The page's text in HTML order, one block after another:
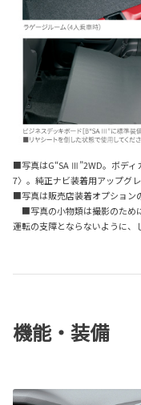
■写真はG“SA Ⅲ”2WD。ボディ
7〉。純正ナビ装着用アップグ
■写真は販売店装着オプション
■写真の小物類は撮影のため
運転の支障とならないように、
機能・装備